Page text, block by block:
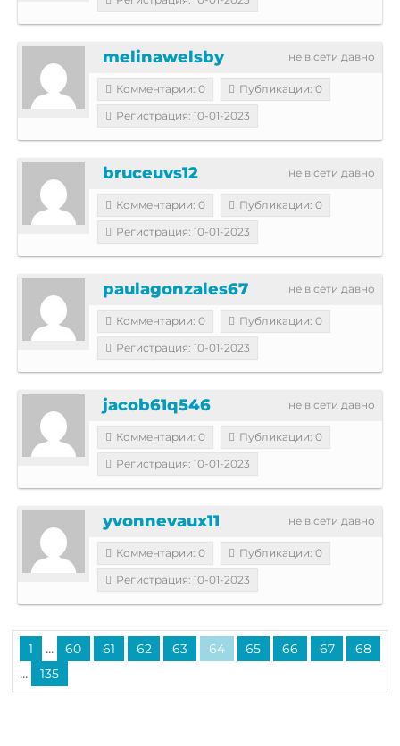
не в сети давно
melinawelsby
Комментарии: 0
Публикации: 0
Регистрация: 10-01-2023
не в сети давно
bruceuvs12
Комментарии: 0
Публикации: 0
Регистрация: 10-01-2023
не в сети давно
paulagonzales67
Комментарии: 0
Публикации: 0
Регистрация: 10-01-2023
не в сети давно
jacob61q546
Комментарии: 0
Публикации: 0
Регистрация: 10-01-2023
не в сети давно
yvonnevaux11
Комментарии: 0
Публикации: 0
Регистрация: 10-01-2023
1 ... 60 61 62 63 64 65 66 67 68
... 135